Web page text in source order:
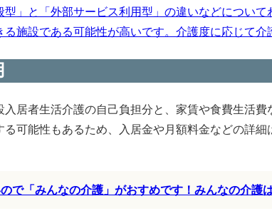
」と「外部サービス利用型」の違いなどについ
施設である可能性が高いです。介護度に応じて介
居者生活介護の自己負担分と、家賃や食費生活
可能性もあるため、入居金や月額料金などの詳
で「みんなの介護」がおすめです！みんなの介護